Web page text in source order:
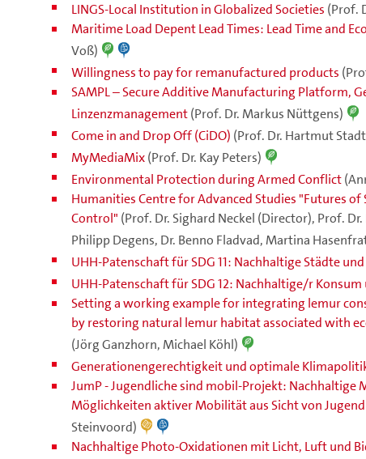
LINGS-Local Institution in Globalized Societies (Prof.
Maritime Load Depent Lead Times: Lead Time and
Voß)
Willingness to pay for remanufactured products
SAMPL – Secure Additive Manufacturing Platform,
Linzenzmanagement(Prof. Dr. Markus Nüttgens)
Come in and Drop Off (CiDO) (Prof. Dr. Hartmut
MyMediaMix(Prof. Dr. Kay Peters)
Environmental Protection during Armed Conflict
Humanities Centre for Advanced Studies "Futures
Control" (Prof. Dr. Sighard Neckel (Director), Prof.
Philipp Degens, Dr. Benno Fladvad, Martina
UHH-Patenschaft für SDG 11: Nachhaltige Städte
UHH-Patenschaft für SDG 12: Nachhaltige/r
Setting a working example for integrating lemur
by restoring natural lemur habitat associated with
(Jörg Ganzhorn, Michael Köhl)
Generationengerechtigkeit und optimale
JumP - Jugendliche sind mobil-Projekt:
Möglichkeiten aktiver Mobilität aus Sicht von
Steinvoord)
Nachhaltige Photo-Oxidationen mit Licht, Luft und